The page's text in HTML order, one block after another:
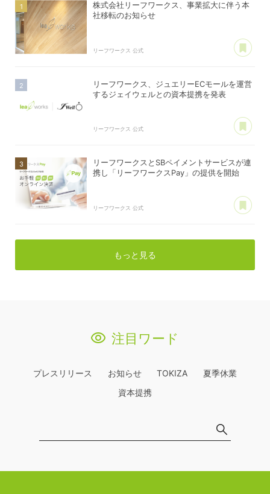
株式会社リーフワークス、事業拡大に伴う本
社移転のお知らせ
リーフワークス 公式
リーフワークス、ジュエリーECモールを運営
するジェイウェルとの資本提携を発表
リーフワークス 公式
リーフワークスとSBペイメントサービスが連
携し「リーフワークスPay」の提供を開始
リーフワークス 公式
もっと見る
注目ワード
プレスリリース お知らせ TOKIZA
夏季休業
資本提携